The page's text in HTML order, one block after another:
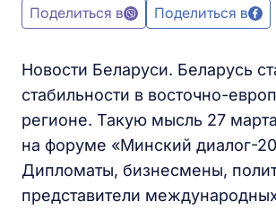
Поделиться в
Поделиться в
Новости Беларуси. Беларусь
стабильности в восточно-
регионе. Такую мысль 27
на форуме «Минский диалог-
Дипломаты, бизнесмены,
представители